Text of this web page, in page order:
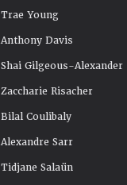
Trae Young
Anthony Davis
Shai Gilgeous-Alexander
Zaccharie Risacher
Bilal Coulibaly
Alexandre Sarr
Tidjane Salaün